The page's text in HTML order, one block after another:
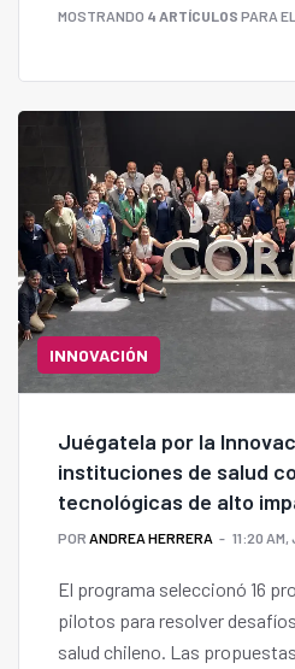
MOSTRANDO 4 ARTÍCULOS PARA
INNOVACIÓN
Juégatela por la
instituciones de salud
tecnológicas de alto
POR ANDREA HERRERA 11:20 AM,
El programa seleccionó 16
pilotos para resolver
salud chileno. Las